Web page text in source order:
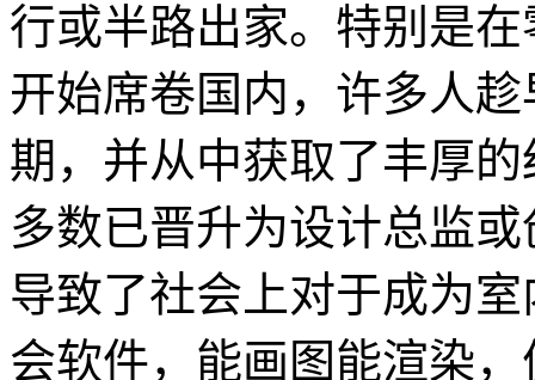
行或半路出家。特别是
开始席卷国内，许多人
期，并从中获取了丰厚
多数已晋升为设计总监
导致了社会上对于成为
会软件，能画图能渲染，